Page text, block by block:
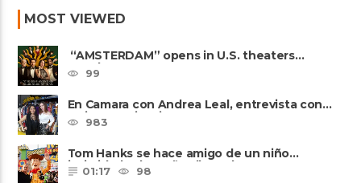
MOST VIEWED
“AMSTERDAM” opens in U.S. theaters
October 7, 2022
99
En Camara con Andrea Leal, entrevista con
Majo Cornejo, Cirque Du ......
983
Tom Hanks se hace amigo de un niño
intimidado de 8 años llamado ......
01:17 98